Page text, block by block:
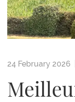
24 February 2026